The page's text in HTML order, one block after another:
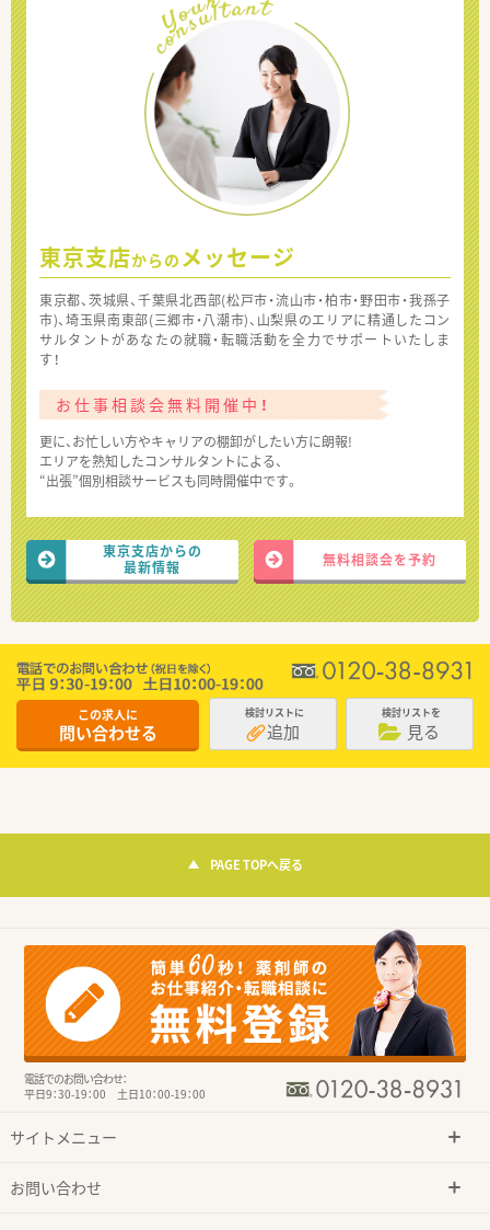
東京支店からの メッセージ
東京都、茨城県、千葉県北西部(松戸市・流山市・柏市・野田市・我孫子
市)、埼玉県南東部(三郷市・八潮市)、山梨県のエリアに精通したコン
サルタントがあなたの就職・転職活動を全力でサポートいたしま
す！
お仕事相談会無料開催中！
更に、お忙しい方やキャリアの棚卸がしたい方に朗報!
エリアを熟知したコンサルタントによる、
“出張”個別相談サービスも同時開催中です。
東京支店からの
最新情報
無料相談会を予約
この求人に
問い合わせる
検討リストに
追加
検討リストを
見る
PAGE TOPへ戻る
電話でのお問い合わせ：
平日9：30-19：00 土日10：00-19：00
サイトメニュー
お問い合わせ